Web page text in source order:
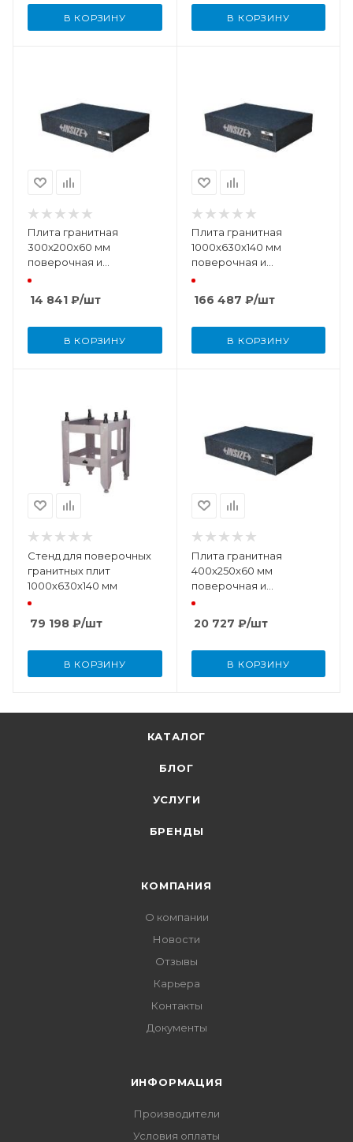
В КОРЗИНУ В КОРЗИНУ
Плита гранитная
300x200x60 мм
поверочная и
разметочная DIN876
(класс точности 0)
14 841 ₽/шт
В КОРЗИНУ
Плита гранитная
1000х630х140 мм
поверочная и
разметочная DIN876
(класс точности 00)
166 487 ₽/шт
В КОРЗИНУ
Стенд для поверочных
гранитных плит
1000х630х140 мм
79 198 ₽/шт
В КОРЗИНУ
Плита гранитная
400x250x60 мм
поверочная и
разметочная DIN876
(класс точности 0)
20 727 ₽/шт
В КОРЗИНУ
КАТАЛОГ
БЛОГ
УСЛУГИ
БРЕНДЫ
КОМПАНИЯ
О компании
Новости
Отзывы
Карьера
Контакты
Документы
ИНФОРМАЦИЯ
Производители
Условия оплаты